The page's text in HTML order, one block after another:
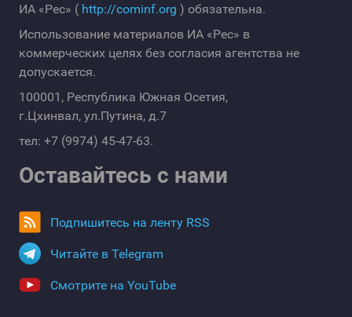
ИА «Рес» ( http://cominf.org ) обязательна.
Использование материалов ИА «Рес» в
коммерческих целях без согласия агентства не
допускается.
100001, Республика Южная Осетия,
г.Цхинвал, ул.Путина, д.7
тел: +7 (9974) 45-47-63.
Оставайтесь с нами
Подпишитесь на ленту RSS
Читайте в Telegram
Смотрите на YouTube